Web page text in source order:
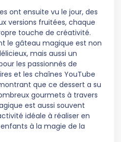
ont ensuite vu le jour, des
versions fruitées, chaque
touche de créativité.
le gâteau magique est non
mais aussi un
les passionnés de
et les chaînes YouTube
que ce dessert a su
gourmets à travers
est aussi souvent
idéale à réaliser en
à la magie de la